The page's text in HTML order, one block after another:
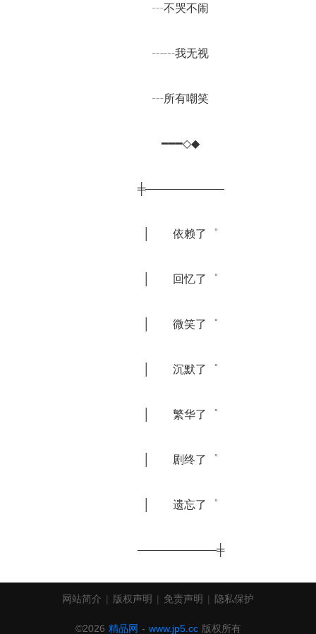
		┄不哭不闹
		┄┄我无视
		┄所有嘲笑
		━━━◇◆
		╪———————
		│　　依赖了゜
		│　　回忆了゜
		│　　微笑了゜
		│　　沉默了゜
		│　　繁华了゜
		│　　剧终了゜
		│　　遗忘了゜
		———————╪
网站简介 | 版权声明 | 免责声明 | 隐私保护
©2026 精品网 - www.jp5.cc 版权所有